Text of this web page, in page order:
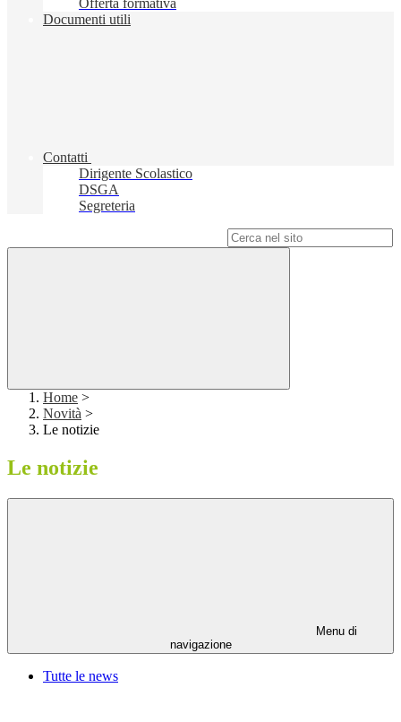
Offerta formativa
Documenti utili
Contatti
Dirigente Scolastico
DSGA
Segreteria
Home >
Novità >
Le notizie
Le notizie
Menu di
navigazione
Tutte le news